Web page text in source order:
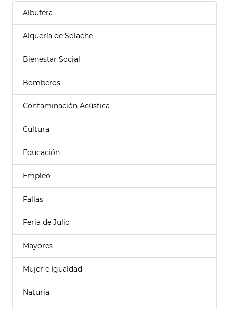
Albufera
Alquería de Solache
Bienestar Social
Bomberos
Contaminación Acústica
Cultura
Educación
Empleo
Fallas
Feria de Julio
Mayores
Mujer e Igualdad
Naturia